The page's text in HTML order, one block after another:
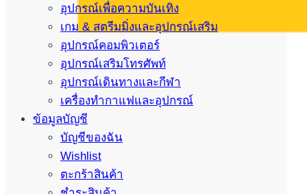
อุปกรณ์เพื่อความบันเทิง
เกม & สตรีมมิ่งและอุปกรณ์เสริม
อุปกรณ์คอมพิวเตอร์
อุปกรณ์เสริมโทรศัพท์
อุปกรณ์เดินทางและกีฬา
เครื่องทำกาแฟและอุปกรณ์
ข้อมูลบัญชี
บัญชีของฉัน
Wishlist
ตะกร้าสินค้า